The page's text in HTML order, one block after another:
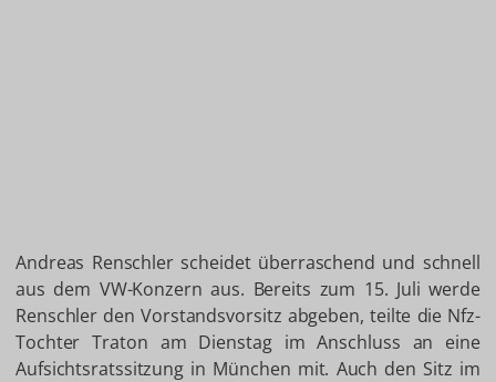
Andreas Renschler scheidet überraschend und schnell
aus dem VW-Konzern aus. Bereits zum 15. Juli werde
Renschler den Vorstandsvorsitz abgeben, teilte die Nfz-
Tochter Traton am Dienstag im Anschluss an eine
Aufsichtsratssitzung in München mit. Auch den Sitz im